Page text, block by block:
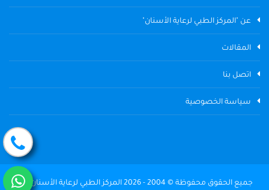
عن "المركز الطبي لرعاية الأسنان"
المقالات
اتصل بنا
سياسة الخصوصية
جميع الحقوق محفوظة © 2004 - 2026 المركز الطبي لرعاية الأسنان The